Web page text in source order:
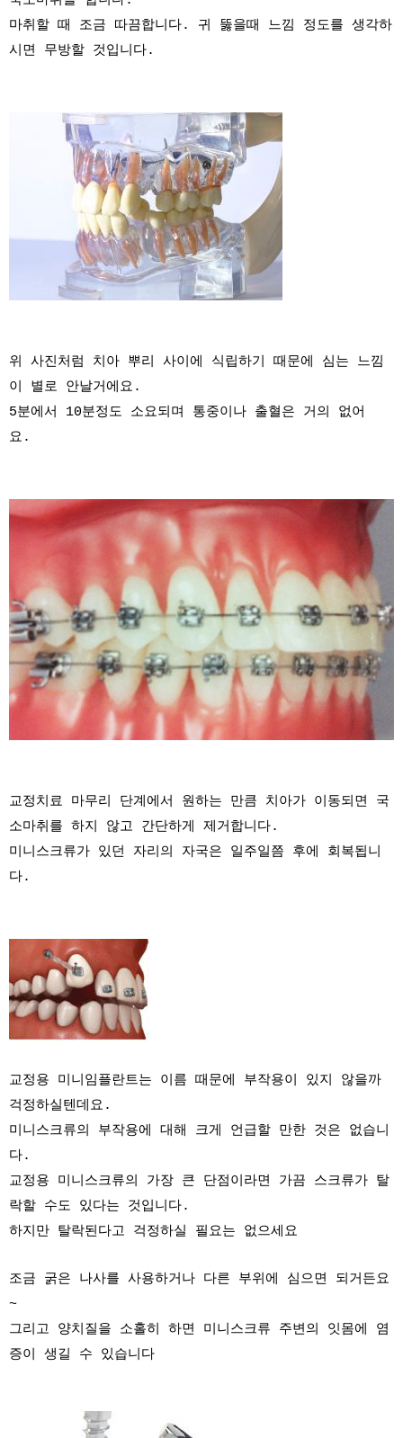
마취할 때 조금 따끔합니다. 귀 뚫을때 느낌 정도를 생각하
시면 무방할 것입니다.
위 사진처럼 치아 뿌리 사이에 식립하기 때문에 심는 느낌
이 별로 안날거에요.
5분에서 10분정도 소요되며 통중이나 출혈은 거의 없어
요.
교정치료 마무리 단계에서 원하는 만큼 치아가 이동되면 국
소마취를 하지 않고 간단하게 제거합니다.
미니스크류가 있던 자리의 자국은 일주일쯤 후에 회복됩니
다.
교정용 미니임플란트는 이름 때문에 부작용이 있지 않을까
걱정하실텐데요.
미니스크류의 부작용에 대해 크게 언급할 만한 것은 없습니
다.
교정용 미니스크류의 가장 큰 단점이라면 가끔 스크류가 탈
락할 수도 있다는 것입니다.
하지만 탈락된다고 걱정하실 필요는 없으세요
조금 굵은 나사를 사용하거나 다른 부위에 심으면 되거든요
~
그리고 양치질을 소홀히 하면 미니스크류 주변의 잇몸에 염
증이 생길 수 있습니다